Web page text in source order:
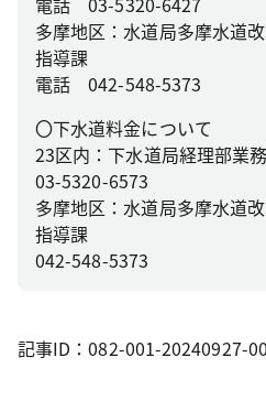
多摩地区：水道局多摩水道
指導課
電話 042-548-5373
〇下水道料金について
23区内：下水道局経理部業
03-5320-6573
多摩地区：水道局多摩水道
指導課
042-548-5373
記事ID：082-001-20240927-